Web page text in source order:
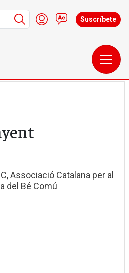
Menú de cuenta de
Iniciar sesión
Contacto
Suscríbete
Associació Catalana per al
del Bé Comú